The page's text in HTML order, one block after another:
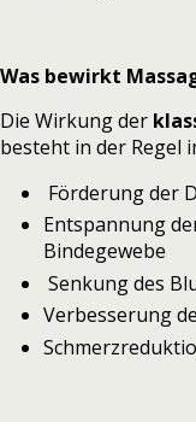
Was bewirkt
Die Wirkung der
besteht in der Regel
Förderung der
Entspannung
Bindegewebe
Senkung des
Verbesserung